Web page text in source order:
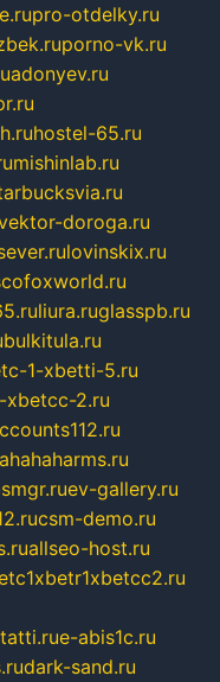
pro-otdelky.ru
porno-vk.ru
adonyev.ru
hostel-65.ru
mishinlab.ru
doroga.ru
lovinskix.ru
liura.ruglasspb.ru
bulkitula.ru
1-xbetti-5.ru
xbetcc-2.ru
ev-gallery.ru
csm-demo.ru
allseo-host.ru
e-abis1c.ru
dark-sand.ru